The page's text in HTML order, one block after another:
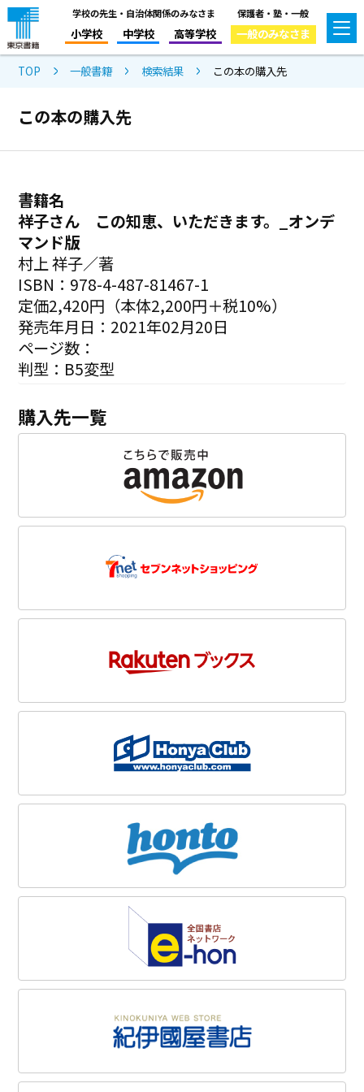
学校の先生・自治体関係のみなさま
小学校 中学校 高等学校
保護者・塾・一般
一般のみなさま
TOP 一般書籍 検索結果 この本の購入先
この本の購入先
書籍名
祥子さん この知恵、いただきます。_オンデ
マンド版
村上 祥子／著
ISBN：978-4-487-81467-1
定価2,420円（本体2,200円＋税10%）
発売年月日：2021年02月20日
ページ数：
判型：B5変型
購入先一覧